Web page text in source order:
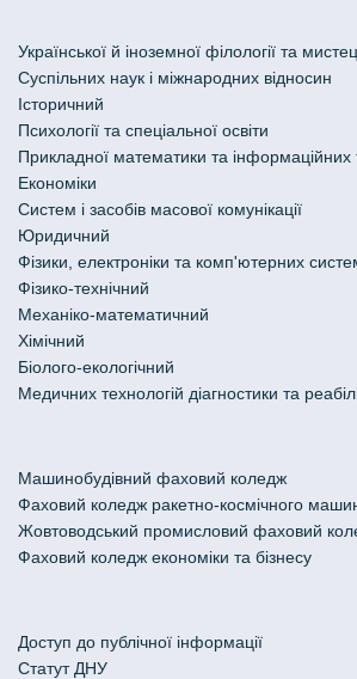
Української й іноземної філології та
Cуспільних наук і міжнародних відносин
Історичний
Психології та спеціальної освіти
Прикладної математики та інформаційних
Економіки
Систем і засобів масової комунікації
Юридичний
Фізики, електроніки та комп'ютерних
Фізико-технічний
Механіко-математичний
Хімічний
Біолого-екологічний
Медичних технологій діагностики та
Машинобудівний фаховий коледж
Фаховий коледж ракетно-космічного
Жовтоводський промисловий фаховий
Фаховий коледж економіки та бізнесу
Доступ до публічної інформації
Статут ДНУ